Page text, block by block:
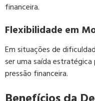
financeira.
Flexibilidade em
Em situações de
ser uma saída estratégica
pressão financeira.